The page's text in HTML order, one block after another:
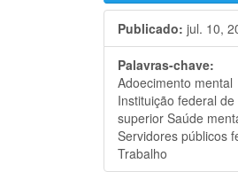
Publicado: jul. 10,
Palavras-chave:
Adoecimento mental
Instituição federal de
superior Saúde
Servidores públicos
Trabalho